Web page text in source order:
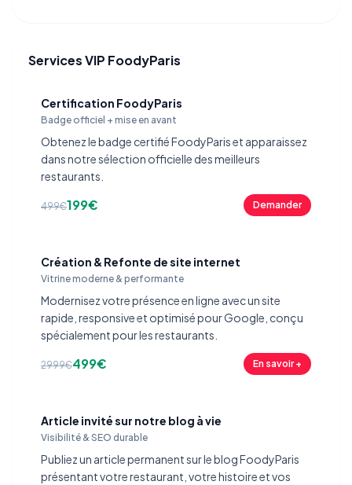
Services VIP FoodyParis
Certification FoodyParis
Badge officiel + mise en avant
Obtenez le badge certifié FoodyParis et apparaissez
dans notre sélection officielle des meilleurs
restaurants.
499€199€ Demander
Création & Refonte de site internet
Vitrine moderne & performante
Modernisez votre présence en ligne avec un site
rapide, responsive et optimisé pour Google, conçu
spécialement pour les restaurants.
2999€499€ En savoir +
Article invité sur notre blog à vie
Visibilité & SEO durable
Publiez un article permanent sur le blog FoodyParis
présentant votre restaurant, votre histoire et vos